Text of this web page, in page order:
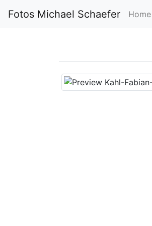
Fotos Michael Schaefer Home